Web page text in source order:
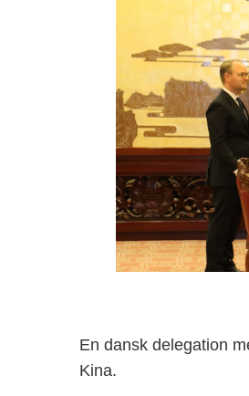
En dansk delegation
Kina.